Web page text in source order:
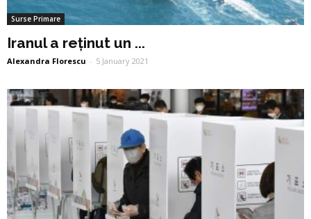
Surse Primare
Iranul a reținut un ...
Alexandra Florescu - 5 January 2021